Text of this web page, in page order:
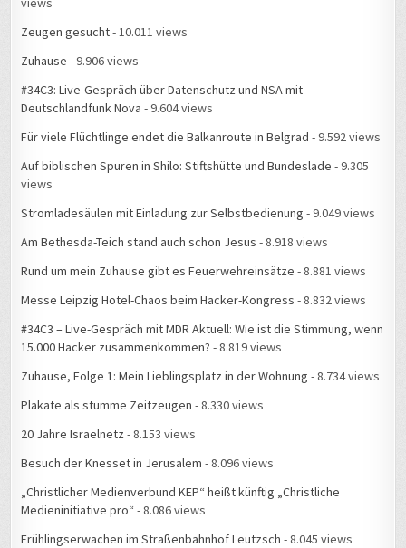
Zeugen gesucht- 10.011 views
Zuhause - 9.906 views
#34C3: Live-Gespräch über Datenschutz und NSA mit
Deutschlandfunk Nova - 9.604 views
Für viele Flüchtlinge endet die Balkanroute in Belgrad - 9.592 views
Auf biblischen Spuren in Shilo: Stiftshütte und Bundeslade - 9.305
views
Stromladesäulen mit Einladung zur Selbstbedienung - 9.049 views
Am Bethesda-Teich stand auch schon Jesus - 8.918 views
Rund um mein Zuhause gibt es Feuerwehreinsätze - 8.881 views
Messe Leipzig Hotel-Chaos beim Hacker-Kongress - 8.832 views
#34C3 – Live-Gespräch mit MDR Aktuell: Wie ist die Stimmung, wenn
15.000 Hacker zusammenkommen? - 8.819 views
Zuhause, Folge 1: Mein Lieblingsplatz in der Wohnung - 8.734 views
Plakate als stumme Zeitzeugen - 8.330 views
20 Jahre Israelnetz - 8.153 views
Besuch der Knesset in Jerusalem - 8.096 views
„Christlicher Medienverbund KEP“ heißt künftig „Christliche
Medieninitiative pro“ - 8.086 views
Frühlingserwachen im Straßenbahnhof Leutzsch - 8.045 views